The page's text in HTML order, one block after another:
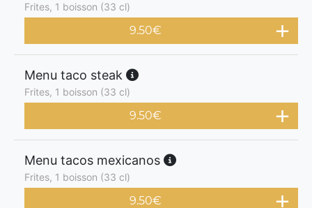
Frites, 1 boisson (33 cl)
9.50€
Menu taco steak
Frites, 1 boisson (33 cl)
9.50€
Menu tacos mexicanos
Frites, 1 boisson (33 cl)
9.50€